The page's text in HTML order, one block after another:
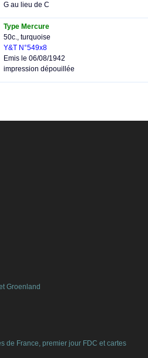
G au lieu de C
Type Mercure
50c., turquoise
Y&T N°549x8
Emis le 06/08/1942
impression dépouillée
Groenland
de France, premier jour FDC et cartes